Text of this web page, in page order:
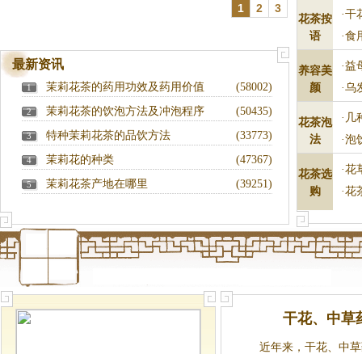
1 2 3
最新资讯
1 (58002)
茉莉花茶的药用功效及药用价值
2 (50435)
茉莉花茶的饮泡方法及冲泡程序
3 (33773)
特种茉莉花茶的品饮方法
4 (47367)
茉莉花的种类
5 (39251)
茉莉花茶产地在哪里
花茶按
语
·干
·食
养容美
颜
·益
·乌
花茶泡
法
· 几
·泡
花茶选
购
·花
·花
干花、中草
近年来，干花、中